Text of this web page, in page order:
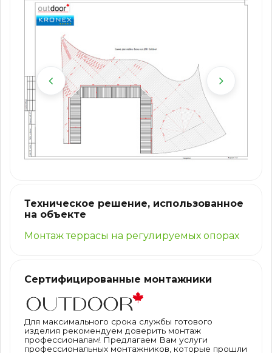
Техническое решение, использованное
на объекте
Монтаж террасы на регулируемых опорах
Сертифицированные монтажники
Для максимального срока службы готового
изделия рекомендуем доверить монтаж
профессионалам! Предлагаем Вам услуги
профессиональных монтажников, которые прошли